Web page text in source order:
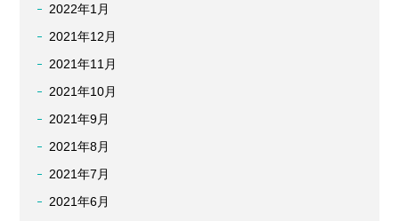
2022年1月
2021年12月
2021年11月
2021年10月
2021年9月
2021年8月
2021年7月
2021年6月